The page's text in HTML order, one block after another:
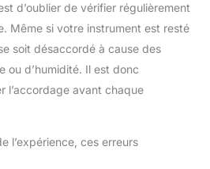
d’oublier de vérifier régulièrement
Même si votre instrument est resté
soit désaccordé à cause des
ou d’humidité. Il est donc
l’accordage avant chaque
l’expérience, ces erreurs